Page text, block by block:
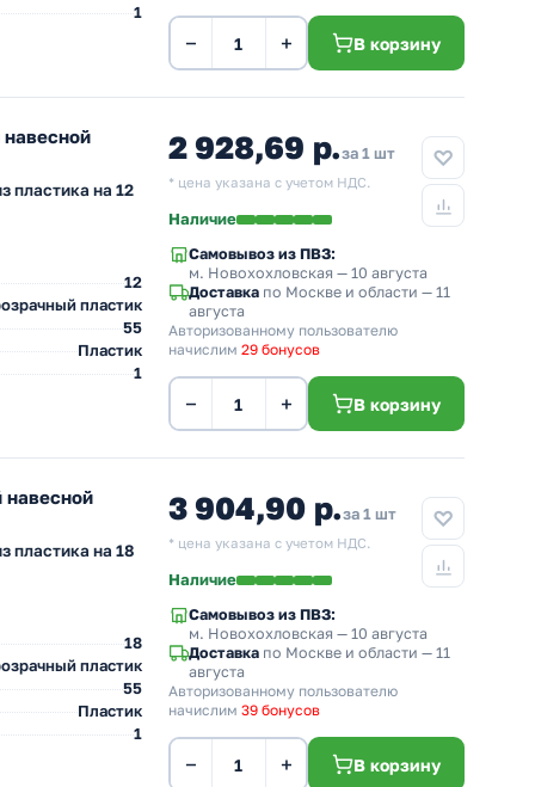
1
− + В корзину
пластика на 12
12
пластик
55
Пластик
1
2 928,69 р.за 1 шт
* цена указана с учетом НДС.
Наличие
Самовывоз из ПВЗ:
м. Новохохловская — 10 августа
Доставка по Москве и области — 11
августа
Авторизованному пользователю
начислим 29 бонусов
− + В корзину
пластика на 18
18
пластик
55
Пластик
1
3 904,90 р.за 1 шт
* цена указана с учетом НДС.
Наличие
Самовывоз из ПВЗ:
м. Новохохловская — 10 августа
Доставка по Москве и области — 11
августа
Авторизованному пользователю
начислим 39 бонусов
− + В корзину